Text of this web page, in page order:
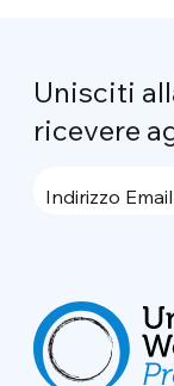
Unisciti
ricevere
Indirizzo Email